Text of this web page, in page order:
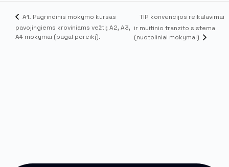
A1. Pagrindinis mokymo kursas
pavojingiems kroviniams vežti; A2, A3,
A4 mokymai (pagal poreikį).
TIR konvencijos reikalavimai
ir muitinio tranzito sistema
(nuotoliniai mokymai)